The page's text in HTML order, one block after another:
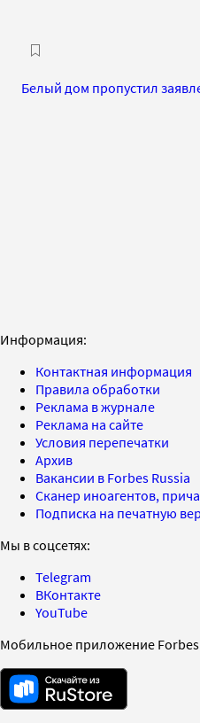
Белый дом пропустил
Информация:
Контактная информация
Правила обработки
Реклама в журнале
Реклама на сайте
Условия перепечатки
Архив
Вакансии в Forbes Russia
Сканер иноагентов,
Подписка на печатную
Мы в соцсетях:
Telegram
ВКонтакте
YouTube
Мобильное приложение Forbes